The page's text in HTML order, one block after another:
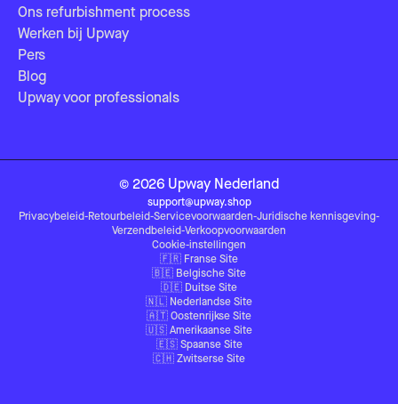
Ons refurbishment process
Werken bij Upway
Pers
Blog
Upway voor professionals
© 2026 Upway Nederland
support@upway.shop
Privacybeleid-Retourbeleid-Servicevoorwaarden-Juridische kennisgeving-
Verzendbeleid-Verkoopvoorwaarden
Cookie-instellingen
🇫🇷 Franse Site
🇧🇪 Belgische Site
🇩🇪 Duitse Site
🇳🇱 Nederlandse Site
🇦🇹 Oostenrijkse Site
🇺🇸 Amerikaanse Site
🇪🇸 Spaanse Site
🇨🇭 Zwitserse Site